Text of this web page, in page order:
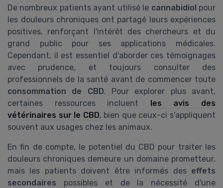
De nombreux patients ayant utilisé le cannabidiol pour
les douleurs chroniques ont partagé leurs expériences
positives, renforçant l'intérêt des chercheurs et du
grand public pour ses applications médicales.
Cependant, il est essentiel d'aborder ces témoignages
avec prudence, et toujours consulter des
professionnels de la santé avant de commencer toute
consommation de CBD. Pour explorer plus avant,
certaines ressources incluent les avis des
vétérinaires sur le CBD, bien que ceux-ci s'appliquent
souvent aux usages chez les animaux.
En fin de compte, le potentiel du CBD pour traiter les
douleurs chroniques demeure un domaine prometteur,
mais les patients doivent être informés des effets
secondaires possibles et de la nécessité d'une